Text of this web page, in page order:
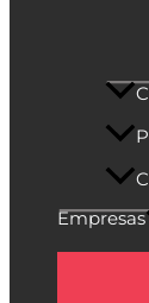
Empresas